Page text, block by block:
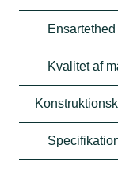
Kvalitet af